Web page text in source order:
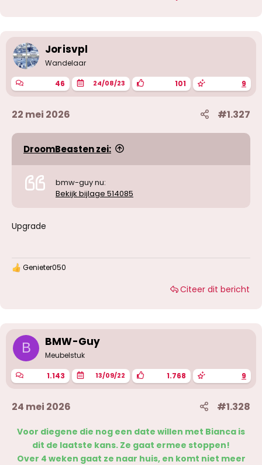
n
g
n
:
Jorisvpl
Wandelaar
46 24/08/23 101 9
22 mei 2026 #1.327
DroomBeasten zei:
bmw-guy nu:
Bekijk bijlage 514085
Upgrade
W
n
g
n
:
Genieter050
Citeer dit bericht
B BMW-Guy
Meubelstuk
1.143 13/09/22 1.768 9
24 mei 2026 #1.328
Voor diegene die nog een date willen met Bianca is
dit de laatste kans. Ze gaat ermee stoppen!
Over 4 weken gaat ze naar huis, en komt niet meer